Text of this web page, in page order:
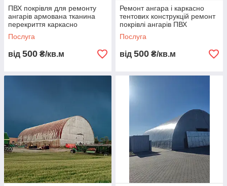
складів,
агросектору та
приватного
використання.
рішення будь-якої
індивідуальні
замовника.
До каталогу
Кращий вибір
ПВХ покрівля для ремонту
ангарів армована тканина
перекриття каркасно
тентових конструкцій ремонт
арочних ангарів монтаж
Послуга
від 500 ₴/кв.м
Ремонт ангара і каркасно
тентових конструкцій ремонт
покрівлі ангарів ПВХ
армована тканина
відновлення даху
Послуга
від 500 ₴/кв.м